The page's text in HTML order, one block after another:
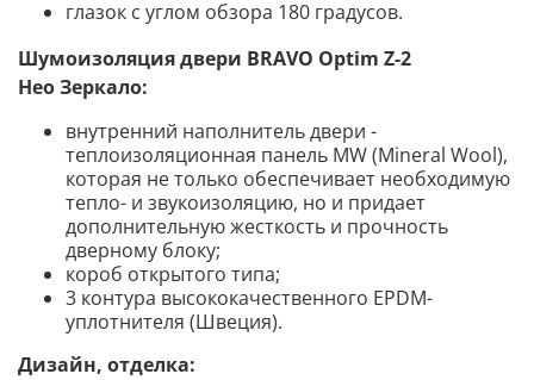
глазок с углом обзора 180 градусов.
Шумоизоляция двери BRAVO Optim Z-2
Нео Зеркало:
внутренний наполнитель двери -
теплоизоляционная панель MW (Mineral Wool),
которая не только обеспечивает необходимую
тепло- и звукоизоляцию, но и придает
дополнительную жесткость и прочность
дверному блоку;
короб открытого типа;
3 контура высококачественного EPDM-
уплотнителя (Швеция).
Дизайн, отделка: